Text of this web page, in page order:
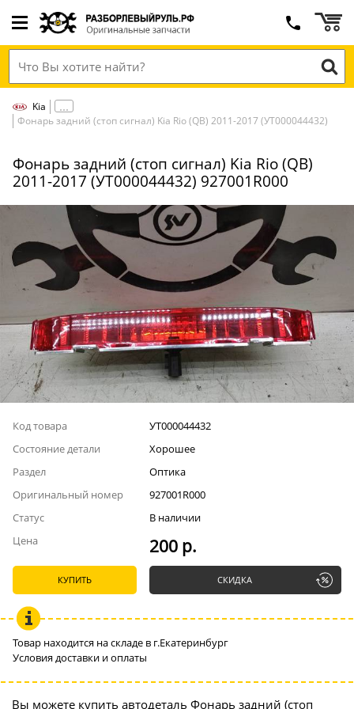
Kia
Фонарь задний (стоп сигнал) Kia Rio (QB) 2011-2017 (УТ000044432)
Фонарь задний (стоп сигнал) Kia Rio (QB)
2011-2017 (УТ000044432) 927001R000
Код товара
УТ000044432
Состояние детали
Хорошее
Раздел
Оптика
Оригинальный номер
927001R000
Статус
В наличии
Цена
200 р.
КУПИТЬ СКИДКА
Товар находится на складе в г.Екатеринбург
Условия доставки и оплаты
Вы можете купить автодеталь Фонарь задний (стоп